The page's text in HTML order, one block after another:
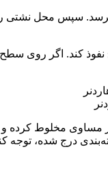
سپس محل نشتی
کند. اگر روی
مخلوط کرده و
درج شده، توجه